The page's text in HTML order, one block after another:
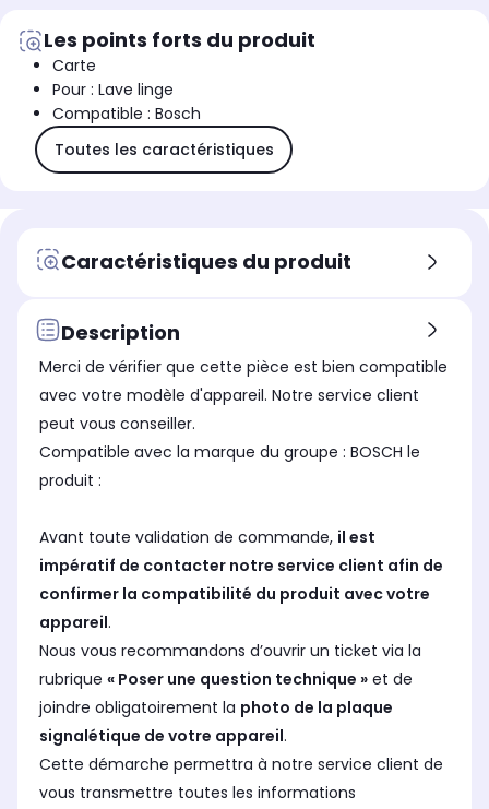
Les points forts du produit
Carte
Pour : Lave linge
Compatible : Bosch
Toutes les caractéristiques
Caractéristiques du produit
Description
Merci de vérifier que cette pièce est bien compatible
avec votre modèle d'appareil. Notre service client
peut vous conseiller.
Compatible avec la marque du groupe : BOSCH le
produit :
Avant toute validation de commande, il est
impératif de contacter notre service client afin de
confirmer la compatibilité du produit avec votre
appareil.
Nous vous recommandons d’ouvrir un ticket via la
rubrique « Poser une question technique » et de
joindre obligatoirement la photo de la plaque
signalétique de votre appareil.
Cette démarche permettra à notre service client de
vous transmettre toutes les informations